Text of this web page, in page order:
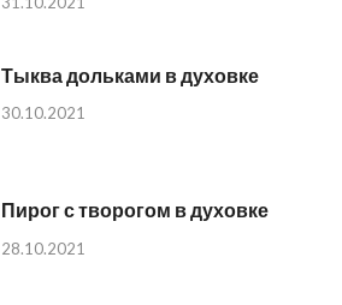
Тыква дольками в духовке
30.10.2021
Пирог с творогом в духовке
28.10.2021